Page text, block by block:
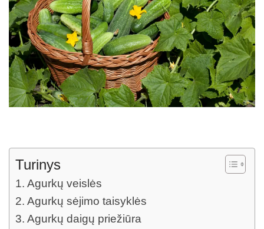
Turinys
Agurkų veislės
Agurkų sėjimo taisyklės
Agurkų daigų priežiūra